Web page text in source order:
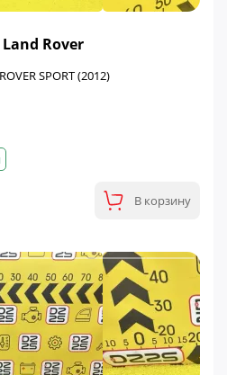
Rover
SPORT (2012)
В корзину